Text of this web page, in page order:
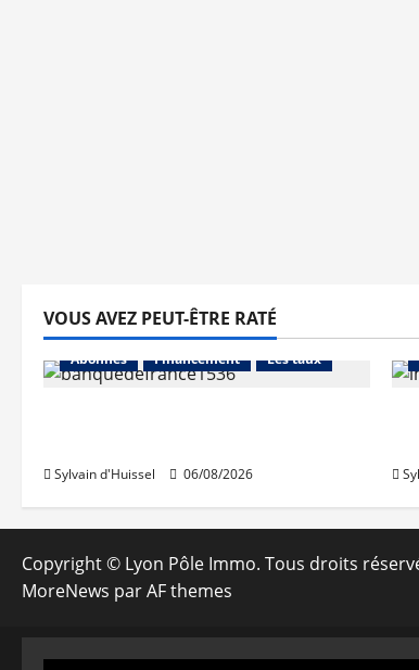
VOUS AVEZ PEUT-ÊTRE RATÉ
Abonnés Financement Les taux
Sylvain d'Huissel 06/08/2026
Copyright © Lyon Pôle Immo. Tous droits
MoreNews par AF themes